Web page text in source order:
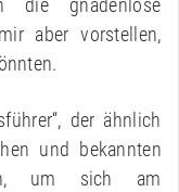
die gnadenlose
aber vorstellen,
der ähnlich
und bekannten
um sich am